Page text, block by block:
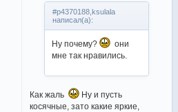
#p4370188,ksulala
написал(а):
Ну почему?
они
мне так нравились.
Как жаль
Ну и пусть
косячные, зато какие яркие,